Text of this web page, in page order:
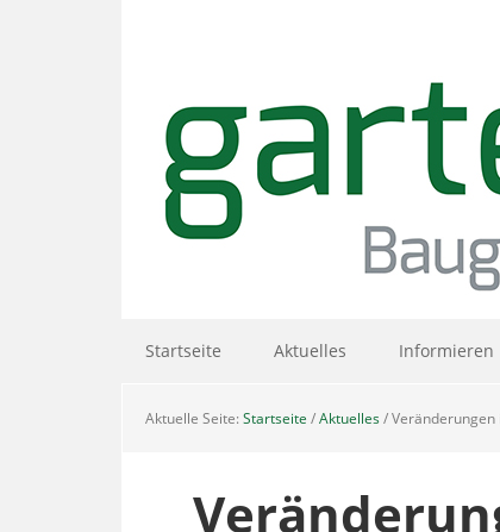
content
Startseite Aktuelles Informieren
Aktuelle Seite: Startseite /Aktuelles/Veränderungen